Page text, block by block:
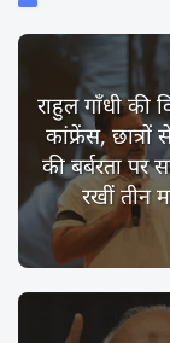
राहुल गाँधी की
कांफ्रेंस, छात्रों
की बर्बरता पर
रखीं तीन